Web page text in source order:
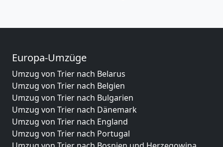
Europa-Umzüge
Umzug von Trier nach Belarus
Umzug von Trier nach Belgien
Umzug von Trier nach Bulgarien
Umzug von Trier nach Dänemark
Umzug von Trier nach England
Umzug von Trier nach Portugal